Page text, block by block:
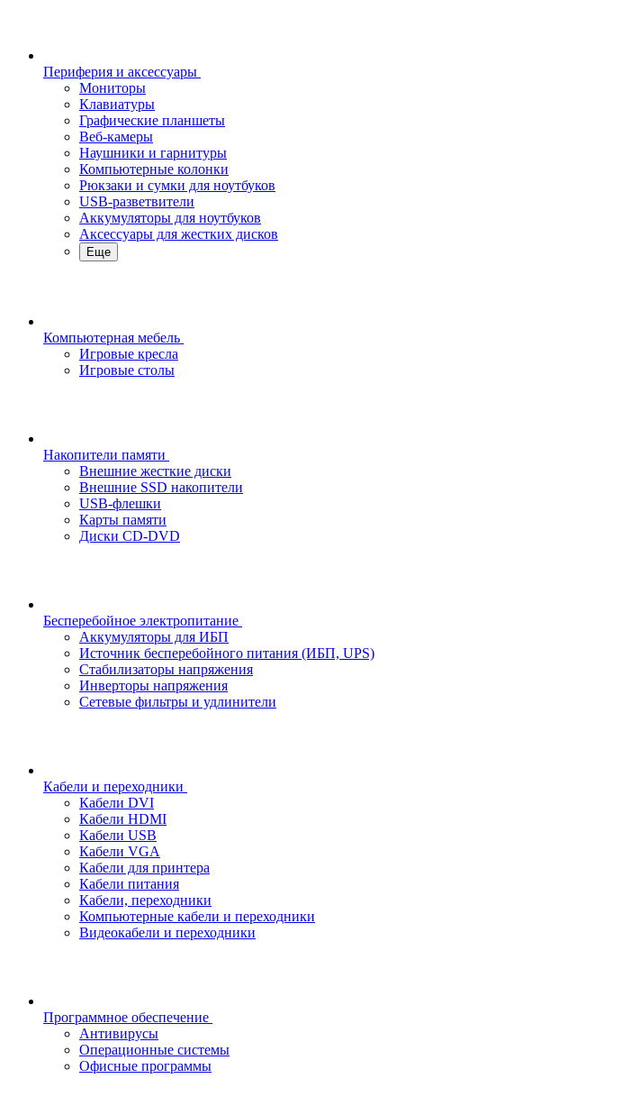
Периферия и аксессуары
Мониторы
Клавиатуры
Графические планшеты
Веб-камеры
Наушники и гарнитуры
Компьютерные колонки
Рюкзаки и сумки для ноутбуков
USB-разветвители
Аккумуляторы для ноутбуков
Аксессуары для жестких дисков
Еще
Компьютерная мебель
Игровые кресла
Игровые столы
Накопители памяти
Внешние жесткие диски
Внешние SSD накопители
USB-флешки
Карты памяти
Диски CD-DVD
Бесперебойное электропитание
Аккумуляторы для ИБП
Источник бесперебойного питания (ИБП, UPS)
Стабилизаторы напряжения
Инверторы напряжения
Сетевые фильтры и удлинители
Кабели и переходники
Кабели DVI
Кабели HDMI
Кабели USB
Кабели VGA
Кабели для принтера
Кабели питания
Кабели, переходники
Компьютерные кабели и переходники
Видеокабели и переходники
Программное обеспечение
Антивирусы
Операционные системы
Офисные программы